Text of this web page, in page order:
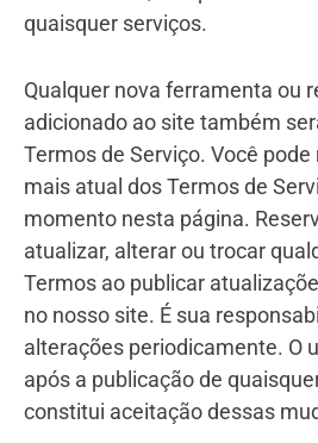
quaisquer serviços.
Qualquer nova ferramenta ou
adicionado ao site também
Termos de Serviço. Você
mais atual dos Termos de
momento nesta página.
atualizar, alterar ou trocar
Termos ao publicar
no nosso site. É sua
alterações periodicamente. O
após a publicação de
constitui aceitação dessas